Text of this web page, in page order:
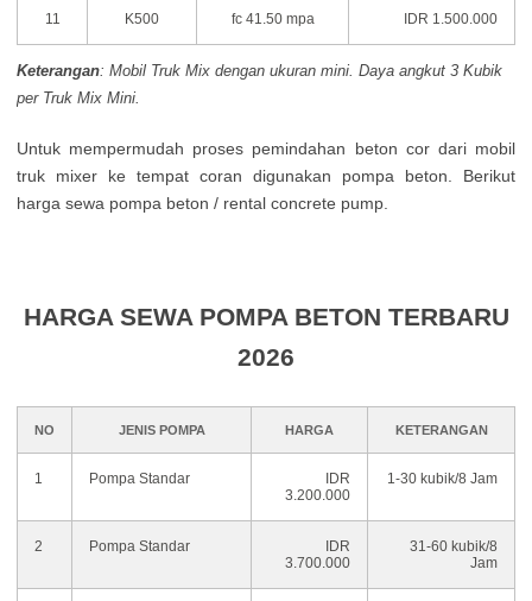
11 K500 fc 41.50 mpa IDR 1.500.000
Keterangan: Mobil Truk Mix dengan ukuran mini. Daya angkut 3 Kubik
per Truk Mix Mini.
Untuk mempermudah proses pemindahan beton cor dari mobil
truk mixer ke tempat coran digunakan pompa beton. Berikut
harga sewa pompa beton / rental concrete pump.
HARGA SEWA POMPA BETON TERBARU
2026
NO JENIS POMPA HARGA KETERANGAN
1 Pompa Standar
IDR
3.200.000
1-30 kubik/8 Jam
2 Pompa Standar
IDR
3.700.000
31-60 kubik/8
Jam